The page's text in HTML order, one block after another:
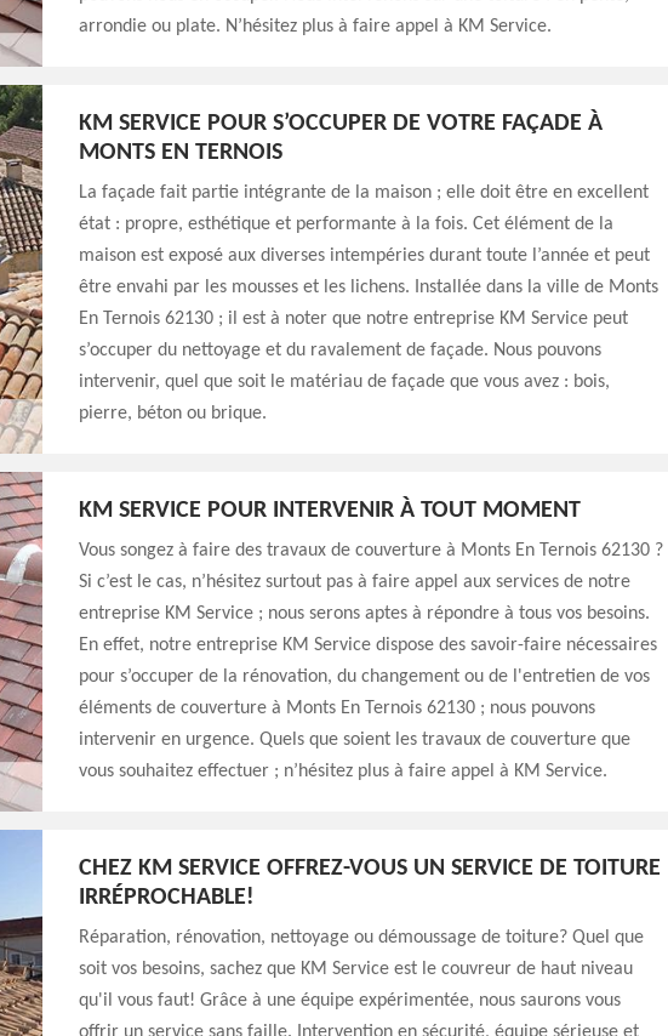
arrondie ou plate. N’hésitez plus à faire appel à KM Service.
KM SERVICE POUR S’OCCUPER DE VOTRE FAÇADE À
MONTS EN TERNOIS
La façade fait partie intégrante de la maison ; elle doit être en excellent
état : propre, esthétique et performante à la fois. Cet élément de la
maison est exposé aux diverses intempéries durant toute l’année et peut
être envahi par les mousses et les lichens. Installée dans la ville de Monts
En Ternois 62130 ; il est à noter que notre entreprise KM Service peut
s’occuper du nettoyage et du ravalement de façade. Nous pouvons
intervenir, quel que soit le matériau de façade que vous avez : bois,
pierre, béton ou brique.
KM SERVICE POUR INTERVENIR À TOUT MOMENT
Vous songez à faire des travaux de couverture à Monts En Ternois 62130 ?
Si c’est le cas, n’hésitez surtout pas à faire appel aux services de notre
entreprise KM Service ; nous serons aptes à répondre à tous vos besoins.
En effet, notre entreprise KM Service dispose des savoir-faire nécessaires
pour s’occuper de la rénovation, du changement ou de l'entretien de vos
éléments de couverture à Monts En Ternois 62130 ; nous pouvons
intervenir en urgence. Quels que soient les travaux de couverture que
vous souhaitez effectuer ; n’hésitez plus à faire appel à KM Service.
CHEZ KM SERVICE OFFREZ-VOUS UN SERVICE DE TOITURE
IRRÉPROCHABLE!
Réparation, rénovation, nettoyage ou démoussage de toiture? Quel que
soit vos besoins, sachez que KM Service est le couvreur de haut niveau
qu'il vous faut! Grâce à une équipe expérimentée, nous saurons vous